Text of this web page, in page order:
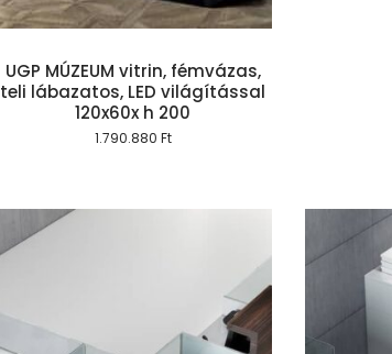
UGP MÚZEUM vitrin, fémvázas,
teli lábazatos, LED világítással
120x60x h 200
1.790.880 Ft